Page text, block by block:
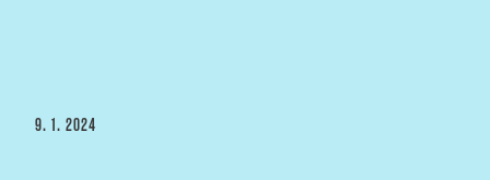
PUBLIKOVÁNO
9. 1. 2024